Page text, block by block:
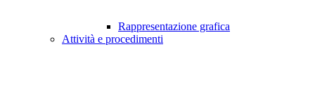
Rappresentazione grafica
Attività e procedimenti